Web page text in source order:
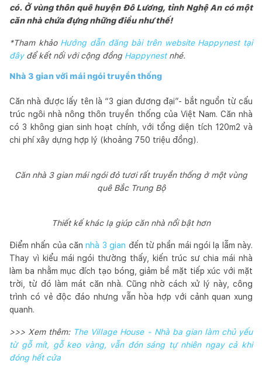
có. Ở vùng thôn quê huyện Đô Lương, tỉnh Nghệ An có một
căn nhà chứa đựng những điều như thế!
*Tham khảo Hướng dẫn đăng bài trên website Happynest tại
đâyđể kết nối với cộng đồng Happynest nhé.
Nhà 3 gian với mái ngói truyền thống
Căn nhà được lấy tên là “3 gian đương đại”- bắt nguồn từ cấu
trúc ngôi nhà nông thôn truyền thống của Việt Nam. Căn nhà
có 3 không gian sinh hoạt chính, với tổng diện tích 120m2 và
chi phí xây dựng hợp lý (khoảng 750 triệu đồng).
Căn nhà 3 gian mái ngói đỏ tươi rất truyền thống ở một vùng
quê Bắc Trung Bộ
Thiết kế khác lạ giúp căn nhà nổi bật hơn
Điểm nhấn của cănnhà 3 gian đến từ phần mái ngói lạ lẫm này.
Thay vì kiểu mái ngói thường thấy, kiến trúc sư chia mái nhà
làm ba nhằm mục đích tạo bóng, giảm bề mặt tiếp xúc với mặt
trời, từ đó làm mát căn nhà. Cũng nhờ cách xử lý này, công
trình có vẻ độc đáo nhưng vẫn hòa hợp với cảnh quan xung
quanh.
>>> Xem thêm: The Village House - Nhà ba gian làm chủ yếu
từ gỗ mít, gỗ keo vàng, vẫn đón sáng tự nhiên ngay cả khi
đóng hết cửa